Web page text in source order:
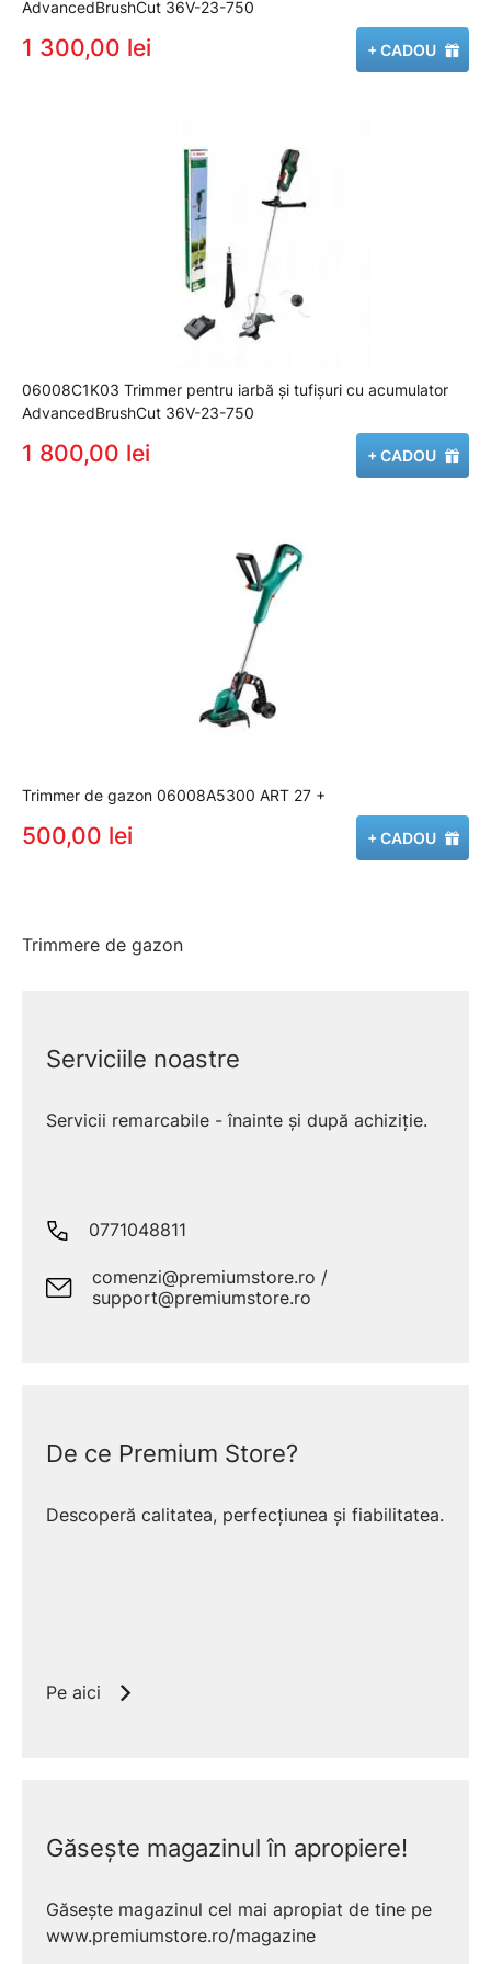
AdvancedBrushCut 36V-23-750
1 300,00 lei + CADOU
06008C1K03 Trimmer pentru iarbă şi tufişuri cu acumulator
AdvancedBrushCut 36V-23-750
1 800,00 lei + CADOU
Trimmer de gazon 06008A5300 ART 27 +
500,00 lei + CADOU
Trimmere de gazon
Serviciile noastre
Servicii remarcabile - înainte și după achiziție.
0771048811
comenzi@premiumstore.ro /
support@premiumstore.ro
De ce Premium Store?
Descoperă calitatea, perfecțiunea și fiabilitatea.
Pe aici
Găsește magazinul în apropiere!
Găsește magazinul cel mai apropiat de tine pe
www.premiumstore.ro/magazine